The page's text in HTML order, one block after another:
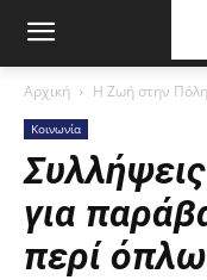
Αρχική Η Ζωή στην Πόλη
Κοινωνία
για
περί